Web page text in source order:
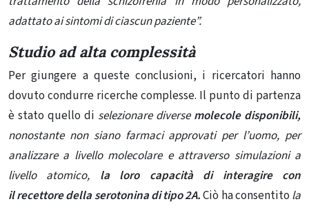
adattato ai sintomi di ciascun paziente”.
Studio ad alta complessità
Per giungere a queste conclusioni, i ricercatori hanno
dovuto condurre ricerche complesse. Il punto di partenza
è stato quello di selezionare diverse molecole disponibili,
nonostante non siano farmaci approvati per l’uomo, per
analizzare a livello molecolare e attraverso simulazioni a
livello atomico, la loro capacità di interagire con
il recettore della serotoninadi tipo 2A.Ciò ha consentito la